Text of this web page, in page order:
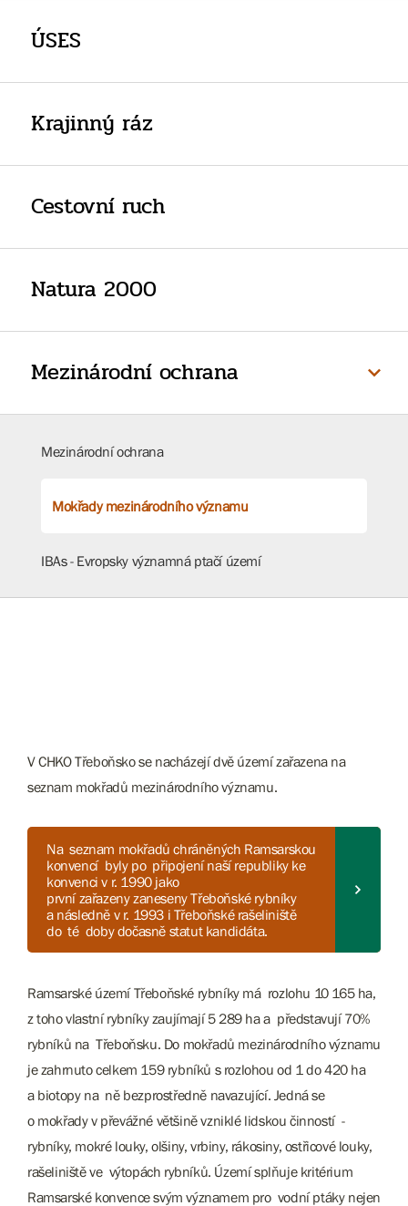
ÚSES
Krajinný ráz
Cestovní ruch
Natura 2000
Mezinárodní ochrana
Mezinárodní ochrana
Mokřady mezinárodního významu
IBAs - Evropsky významná ptačí území
V CHKO Třeboňsko se nacházejí dvě území zařazena na
seznam mokřadů mezinárodního významu.
Na seznam mokřadů chráněných Ramsarskou
konvencí byly po připojení naší republiky ke
konvenci v r. 1990 jako
první zařazeny zaneseny Třeboňské rybníky
a následně v r. 1993 i Třeboňské rašeliniště
do té doby dočasně statut kandidáta.
Ramsarské území Třeboňské rybníky má rozlohu 10 165 ha,
z toho vlastní rybníky zaujímají 5 289 ha a představují 70%
rybníků na Třeboňsku. Do mokřadů mezinárodního významu
je zahrnuto celkem 159 rybníků s rozlohou od 1 do 420 ha
a biotopy na ně bezprostředně navazující. Jedná se
o mokřady v převážné většině vzniklé lidskou činností -
rybníky, mokré louky, olšiny, vrbiny, rákosiny, ostřicové louky,
rašeliniště ve výtopách rybníků. Území splňuje kritérium
Ramsarské konvence svým významem pro vodní ptáky nejen